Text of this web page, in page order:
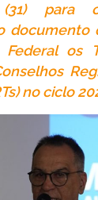
(31) para
documento
os
no ciclo